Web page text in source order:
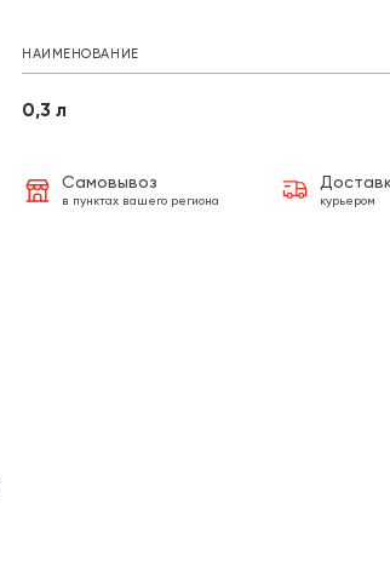
НАИМЕНОВАНИЕ
0,3 л
Самовывоз
в пунктах вашего региона курьером